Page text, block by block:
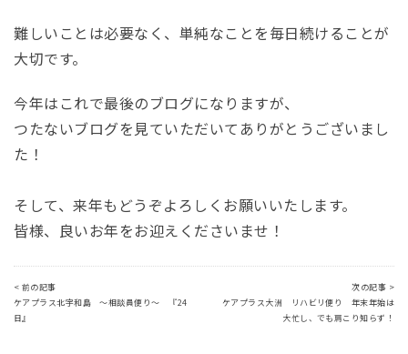
難しいことは必要なく、単純なことを毎日続けることが
大切です。
今年はこれで最後のブログになりますが、
つたないブログを見ていただいてありがとうございまし
た！
そして、来年もどうぞよろしくお願いいたします。
皆様、良いお年をお迎えくださいませ！
< 前の記事
ケアプラス北宇和島 ～相談員便り～ 『24
日』
次の記事 >
ケアプラス大洲 リハビリ便り 年末年始は
大忙し、でも肩こり知らず！